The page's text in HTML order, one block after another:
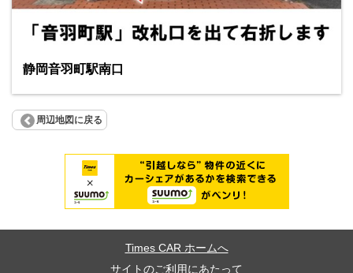
静岡音羽町駅南口
周辺地図に戻る
Times CAR ホームへ
サイトのご利用にあたって